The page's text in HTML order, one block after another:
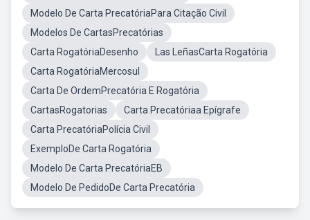
Modelo De Carta PrecatóriaPara Citação Civil
Modelos De CartasPrecatórias
Carta RogatóriaDesenho
Las LeñasCarta Rogatória
Carta RogatóriaMercosul
Carta De OrdemPrecatória E Rogatória
CartasRogatorias
Carta Precatóriaa Epígrafe
Carta PrecatóriaPolícia Civil
ExemploDe Carta Rogatória
Modelo De Carta PrecatóriaEB
Modelo De PedidoDe Carta Precatória